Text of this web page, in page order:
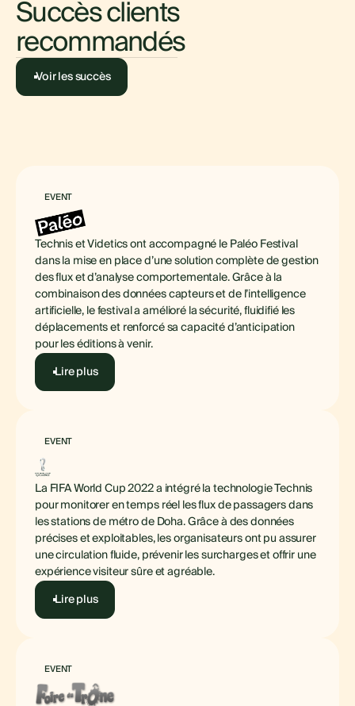
Succès clients
recommandés
Voir les succès
EVENT
Technis et Videtics ont accompagné le Paléo Festival
dans la mise en place d’une solution complète de gestion
des flux et d’analyse comportementale. Grâce à la
combinaison des données capteurs et de l’intelligence
artificielle, le festival a amélioré la sécurité, fluidifié les
déplacements et renforcé sa capacité d’anticipation
pour les éditions à venir.
Lire plus
EVENT
La FIFA World Cup 2022 a intégré la technologie Technis
pour monitorer en temps réel les flux de passagers dans
les stations de métro de Doha. Grâce à des données
précises et exploitables, les organisateurs ont pu assurer
une circulation fluide, prévenir les surcharges et offrir une
expérience visiteur sûre et agréable.
Lire plus
EVENT